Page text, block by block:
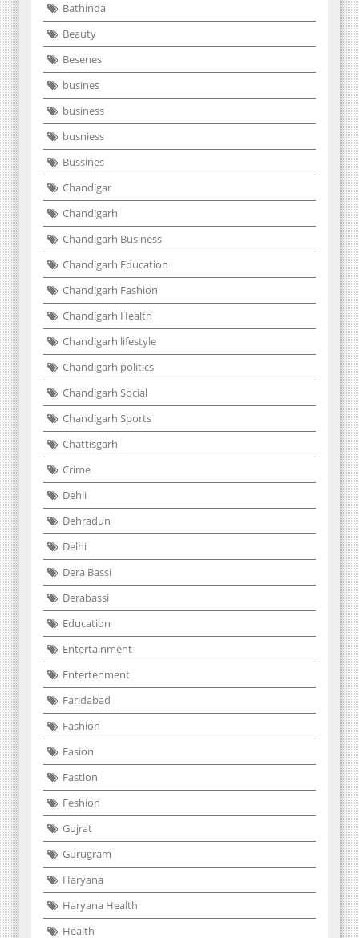
Bathinda
Beauty
Besenes
busines
business
busniess
Bussines
Chandigar
Chandigarh
Chandigarh Business
Chandigarh Education
Chandigarh Fashion
Chandigarh Health
Chandigarh lifestyle
Chandigarh politics
Chandigarh Social
Chandigarh Sports
Chattisgarh
Crime
Dehli
Dehradun
Delhi
Dera Bassi
Derabassi
Education
Entertainment
Entertenment
Faridabad
Fashion
Fasion
Fastion
Feshion
Gujrat
Gurugram
Haryana
Haryana Health
Health